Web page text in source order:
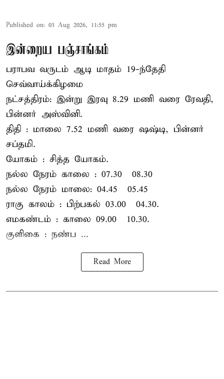
Published on: 03 Aug 2026, 11:55 pm
இன்றைய பஞ்சாங்கம்
பராபவ வருடம் ஆடி மாதம் 19-ந்தேதி
செவ்வாய்க்கிழமை
நட்சத்திரம்: இன்று இரவு 8.29 மணி வரை ரேவதி,
பின்னர் அஸ்வினி.
திதி : மாலை 7.52 மணி வரை ஷஷ்டி, பின்னர்
சப்தமி.
யோகம் : சித்த யோகம்.
நல்ல நேரம் காலை : 07.30 – 08.30
நல்ல நேரம் மாலை: 04.45 – 05.45
ராகு காலம் : பிற்பகல் 03.00 – 04.30.
எமகண்டம் : காலை 09.00 – 10.30.
குளிகை : நண்ப ...
Read More